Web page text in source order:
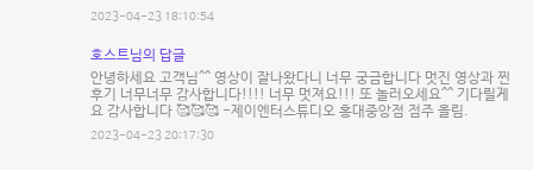
2023-04-23 18:10:54
호스트님의 답글
안녕하세요 고객님^^ 영상이 잘나왔다니 너무 궁금합니다 멋진 영상과 찐
후기 너무너무 감사합니다!!!! 너무 멋져요!!! 또 놀러오세요^^ 기다릴게
요 감사합니다 🥰🥰🥰 -제이엔터스튜디오 홍대중앙점 점주 올림.
2023-04-23 20:17:30